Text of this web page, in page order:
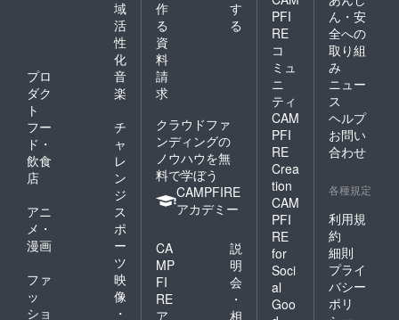
域
活
性
化
プロ
ダク
ト
音
楽
フー
ド・
飲食
店
チ
ャ
レ
ン
ジ
アニ
メ・
漫画
ス
ポ
ー
ツ
ファ
ッ
ショ
映
像
・
作
る
す
る
資
料
請
求
クラウドファ
ンディングの
ノウハウを無
料で学ぼう
CAMPFIRE
アカデミー
CA
MP
FI
RE
ア
説
明
会
・
相
PFI
RE
コ
ミュ
ニ
ティ
CAM
PFI
RE
Crea
tion
CAM
PFI
RE
for
Soci
al
Goo
ん・安
全への
取り組
み
ニュー
ス
ヘルプ
お問い
合わせ
各種規定
利用規
約
細則
プライ
バシー
ポリ